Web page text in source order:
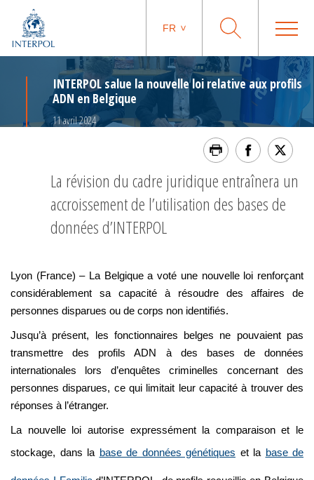
FR
INTERPOL salue la nouvelle loi relative aux profils
ADN en Belgique
11 avril 2024
La révision du cadre juridique entraînera un
accroissement de l’utilisation des bases de
données d’INTERPOL
Lyon (France) – La Belgique a voté une nouvelle loi renforçant
considérablement sa capacité à résoudre des affaires de
personnes disparues ou de corps non identifiés.
Jusqu’à présent, les fonctionnaires belges ne pouvaient pas
transmettre des profils ADN à des bases de données
internationales lors d’enquêtes criminelles concernant des
personnes disparues, ce qui limitait leur capacité à trouver des
réponses à l’étranger.
La nouvelle loi autorise expressément la comparaison et le
stockage, dans la base de données génétiques et la base de